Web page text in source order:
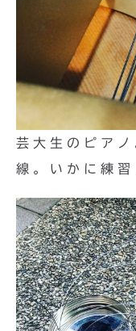
芸大生のピア
線。いかに練